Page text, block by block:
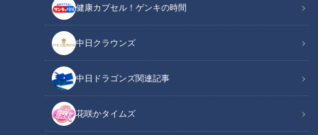
健康カプセル！ゲンキの時間
中日クラウンズ
中日ドラゴンズ関連記事
花咲かタイムズ